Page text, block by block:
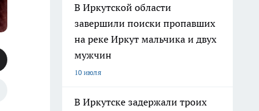
В Иркутской области
завершили поиски пропавших
на реке Иркут мальчика и двух
мужчин
10 июля
В Иркутске задержали троих